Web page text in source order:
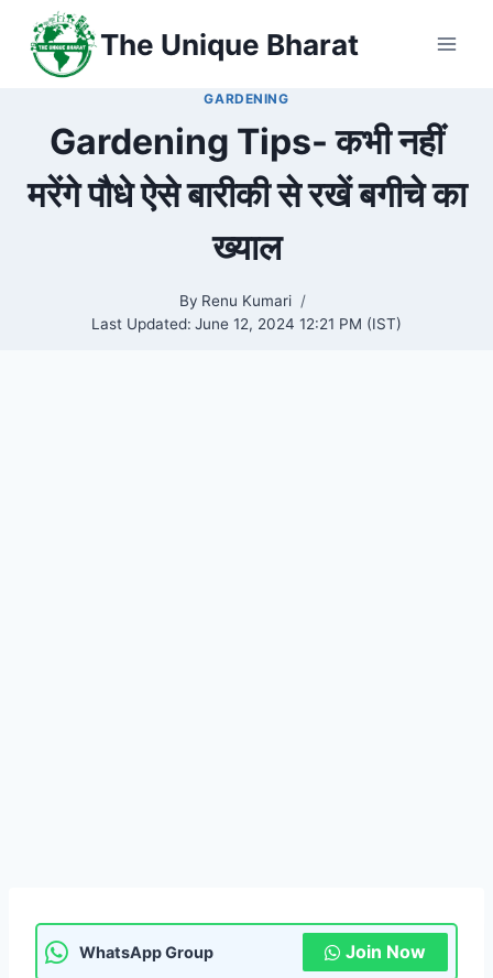
content
The Unique Bharat
GARDENING
Gardening Tips- कभी नहीं
मरेंगे पौधे ऐसे बारीकी से रखें बगीचे का
ख्याल
By Renu Kumari
Last Updated: June 12, 2024 12:21 PM (IST)
WhatsApp Group Join Now